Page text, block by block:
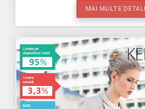
MAI MULTE